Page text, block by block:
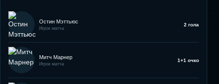
Остин Мэттьюс
Игрок матча
2 гола
Митч Марнер
Игрок матча
1+1 очко